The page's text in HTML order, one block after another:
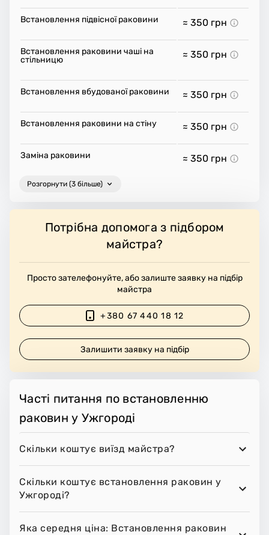
Встановлення підвісної раковини ≈ 350 грн
Встановлення раковини чаші на
стільницю
≈ 350 грн
Встановлення вбудованої раковини ≈ 350 грн
Встановлення раковини на стіну ≈ 350 грн
Заміна раковини ≈ 350 грн
Розгорнути (3 більше)
Потрібна допомога з підбором
майстра?
Просто зателефонуйте, або залиште заявку на підбір
майстра
+380 67 440 18 12
Залишити заявку на підбір
Часті питання по встановленню
раковин у Ужгороді
Скільки коштує виїзд майстра?
Скільки коштує встановлення раковин у
Ужгороді?
Яка середня ціна: Встановлення раковин